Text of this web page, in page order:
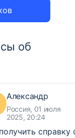
об
Александр
Россия, 01 июля
2025, 20:24
справку